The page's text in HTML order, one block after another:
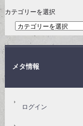
カテゴリーを選択
メタ情報
ログイン